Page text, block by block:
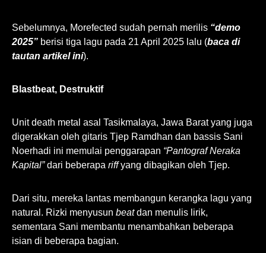
Sebelumnya, Morefected sudah pernah merilis “demo
2025” berisi tiga lagu pada 21 April 2025 lalu (baca di
tautan artikel ini).
Blastbeat, Destruktif
Unit death metal asal Tasikmalaya, Jawa Barat yang juga
digerakkan oleh gitaris Tjep Ramdhan dan bassis Sani
Noerhadi ini memulai penggarapan “Pantograf Neraka
Kapital”dari beberapa riffyang dibagikan oleh Tjep.
Dari situ, mereka lantas membangun kerangka lagu yang
natural. Rizki menyusun beatdan menulis lirik,
sementara Sani membantu menambahkan beberapa
isian di beberapa bagian.